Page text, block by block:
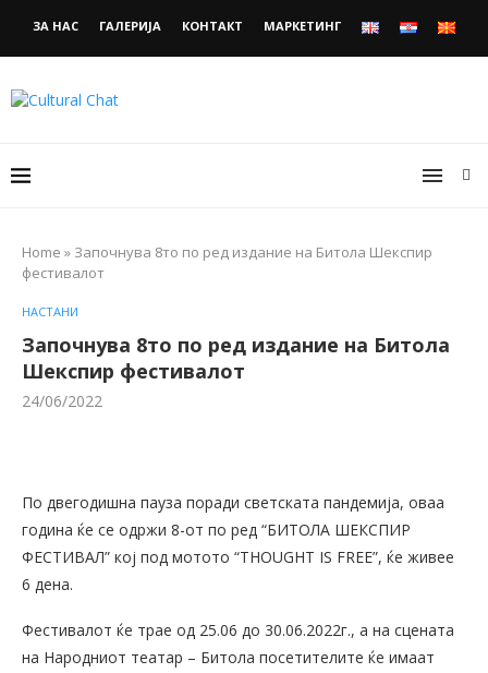
ЗА НАС ГАЛЕРИЈА КОНТАКТ МАРКЕТИНГ
Home » Започнува 8то по ред издание на Битола Шекспир
фестивалот
НАСТАНИ
Започнува 8то по ред издание на Битола
Шекспир фестивалот
24/06/2022
По двегодишна пауза поради светската пандемија, оваа
година ќе се одржи 8-от по ред “БИТОЛА ШЕКСПИР
ФЕСТИВАЛ” кој под мотото “THOUGHT IS FREE”, ќе живее
6 дена.
Фестивалот ќе трае од 25.06 до 30.06.2022г., а на сцената
на Народниот театар – Битола посетителите ќе имаат